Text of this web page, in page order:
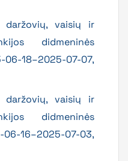
daržovių, vaisių ir
didmeninės
18–2025-07-07,
daržovių, vaisių ir
didmeninės
16–2025-07-03,